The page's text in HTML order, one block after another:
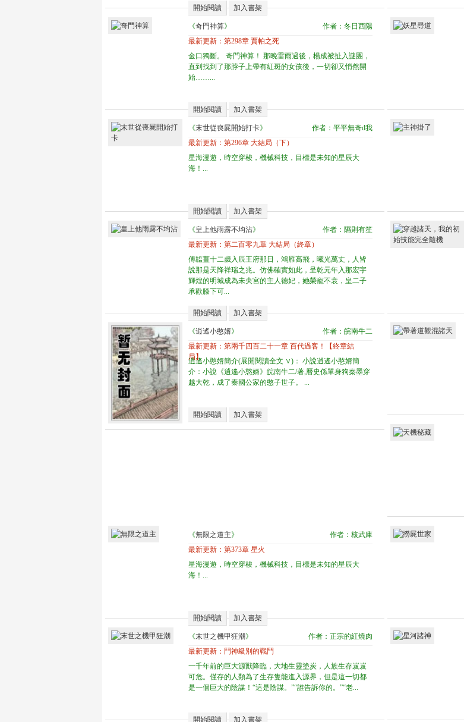
開始閱讀 加入書架
《奇門神算》
作者：冬日西陽
最新更新： 第298章 賈帕之死
金口獨斷。 奇門神算！ 那晚雷雨過後，楊成被扯入謎團，
直到找到了那脖子上帶有紅斑的女孩後，一切卻又悄然開
始……...
開始閱讀 加入書架
《末世從喪屍開始打卡》
作者：平平無奇d我
最新更新： 第296章 大結局（下）
星海漫遊，時空穿梭，機械科技，目標是未知的星辰大
海！...
開始閱讀 加入書架
《皇上他雨露不均沾》
作者：隰則有笙
最新更新： 第二百零九章 大結局（終章）
傅韞薑十二歲入辰王府那日，鴻雁高飛，曦光萬丈，人皆
說那是天降祥瑞之兆。仿佛確實如此，呈乾元年入那宏宇
輝煌的明城成為未央宮的主人德妃，她榮寵不衰，皇二子
承歡膝下可...
開始閱讀 加入書架
《逍遙小憨婿》
作者：皖南牛二
最新更新： 第兩千四百二十一章 百代過客！【終章結
局】
逍遙小憨婿簡介(展開閱讀全文 ∨)： 小說逍遙小憨婿簡
介：小說《逍遙小憨婿》皖南牛二/著,曆史係單身狗秦墨穿
越大乾，成了秦國公家的憨子世子。 ...
開始閱讀 加入書架
《無限之道主》
作者：核武庫
最新更新： 第373章 星火
星海漫遊，時空穿梭，機械科技，目標是未知的星辰大
海！...
開始閱讀 加入書架
《末世之機甲狂潮》
作者：正宗的紅燒肉
最新更新： 鬥神級別的戰鬥
一千年前的巨大源獸降臨，大地生靈塗炭，人族生存岌岌
可危。僅存的人類為了生存隻能進入源界，但是這一切都
是一個巨大的陰謀！“這是陰謀。”“誰告訴你的。”“老...
開始閱讀 加入書架